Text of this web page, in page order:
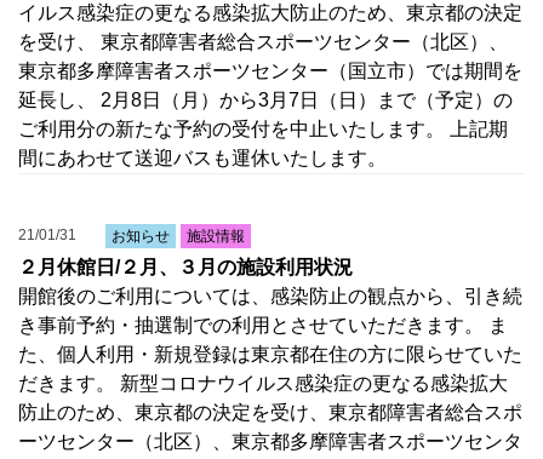
イルス感染症の更なる感染拡大防止のため、東京都の決定
を受け、 東京都障害者総合スポーツセンター（北区）、
東京都多摩障害者スポーツセンター（国立市）では期間を
延長し、 2月8日（月）から3月7日（日）まで（予定）の
ご利用分の新たな予約の受付を中止いたします。 上記期
間にあわせて送迎バスも運休いたします。
21/01/31 お知らせ 施設情報
２月休館日/２月、３月の施設利用状況
開館後のご利用については、感染防止の観点から、引き続
き事前予約・抽選制での利用とさせていただきます。 ま
た、個人利用・新規登録は東京都在住の方に限らせていた
だきます。 新型コロナウイルス感染症の更なる感染拡大
防止のため、東京都の決定を受け、東京都障害者総合スポ
ーツセンター（北区）、東京都多摩障害者スポーツセンタ